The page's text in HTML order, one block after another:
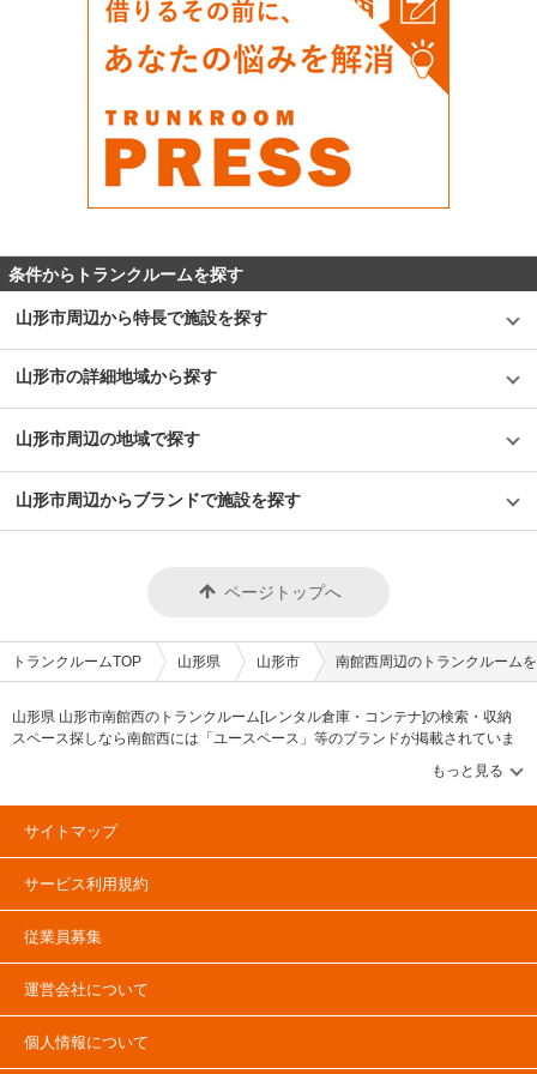
条件からトランクルームを探す
山形市周辺から特長で施設を探す
山形市の詳細地域から探す
山形市周辺の地域で探す
山形市周辺からブランドで施設を探す
ページトップへ
トランクルームTOP 山形県 山形市 南館西周辺のトランクルーム
山形県 山形市南館西のトランクルーム[レンタル倉庫・コンテナ]の検索・収納
スペース探しなら南館西には「ユースペース」等のブランドが掲載されていま
す。借りたい地域から探して、広さ・料金[賃料]・セキュリティ・空調完備・24
時間出し入れ可能などの希望条件で絞込み！豊富な物件数から様々な方法でご
希望の収納スペースを簡単に探せるトランクルーム情報サイトです。南館西で
気になるトランクルームを見つけたら、メールか電話でお問合せが可能です
サイトマップ
サービス利用規約
従業員募集
運営会社について
個人情報について